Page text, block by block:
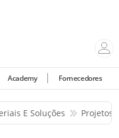
Academy Fornecedores
E Soluções Projetos